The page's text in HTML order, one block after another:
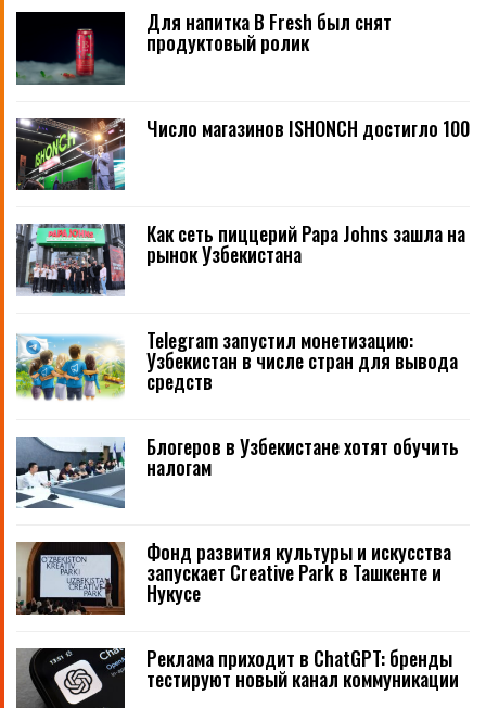
Для напитка B Fresh был снят
продуктовый ролик
Число магазинов ISHONCH достигло 100
Как сеть пиццерий Papa Johns зашла на
рынок Узбекистана
Telegram запустил монетизацию:
Узбекистан в числе стран для вывода
средств
Блогеров в Узбекистане хотят обучить
налогам
Фонд развития культуры и искусства
запускает Creative Park в Ташкенте и
Нукусе
Реклама приходит в ChatGPT: бренды
тестируют новый канал коммуникации